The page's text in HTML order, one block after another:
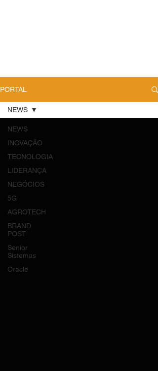
PORTAL
NEWS
INOVAÇÃO
TECNOLOGIA
LIDERANÇA
NEGÓCIOS
5G
AGROTECH
BRAND
POST
Senior
Sistemas
Oracle
NEWS